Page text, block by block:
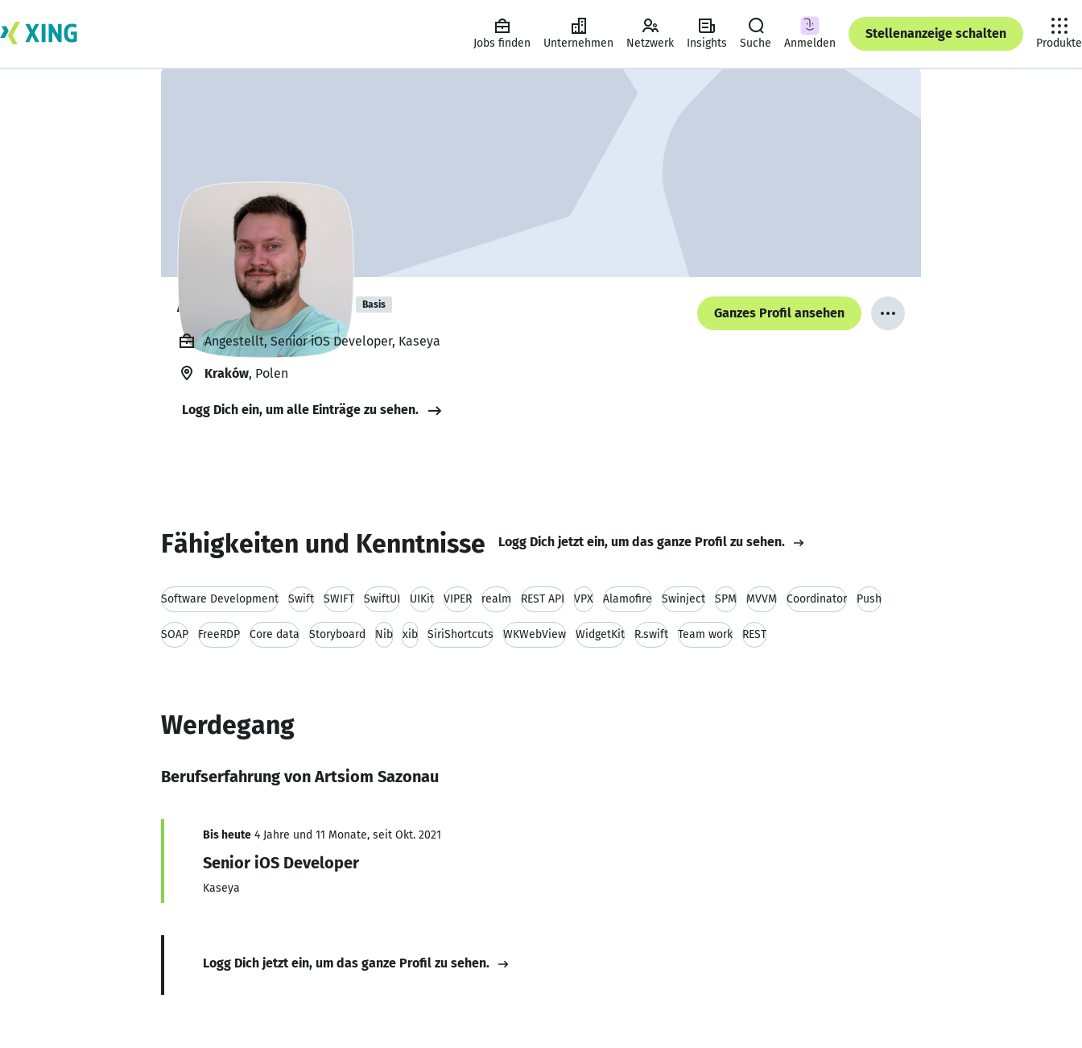
Jobs finden Unternehmen Netzwerk Insights Suche Anmelden
Stellenanzeige schalten
Produkte
Artsiom Sazonau Basis
Ganzes Profil ansehen
Angestellt, Senior iOS Developer, Kaseya
Kraków, Polen
Logg Dich ein, um alle Einträge zu sehen.
Fähigkeiten und Kenntnisse Logg Dich jetzt ein, um das ganze Profil zu sehen.
Software Development Swift SWIFT SwiftUI UIKit VIPER realm REST API VPX Alamofire Swinject SPM MVVM Coordinator Push
SOAP FreeRDP Core data Storyboard Nib xib SiriShortcuts WKWebView WidgetKit R.swift Team work REST
Werdegang
Berufserfahrung von Artsiom Sazonau
Bis heute 4 Jahre und 11 Monate, seit Okt. 2021
Senior iOS Developer
Kaseya
Logg Dich jetzt ein, um das ganze Profil zu sehen.